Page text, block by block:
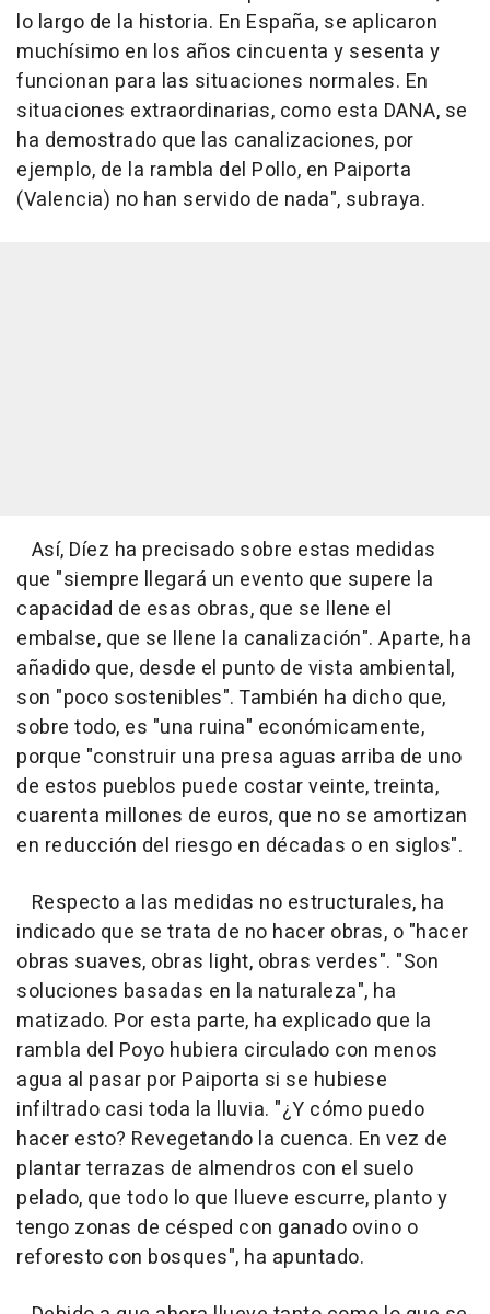
lo largo de la historia. En España, se aplicaron
muchísimo en los años cincuenta y sesenta y
funcionan para las situaciones normales. En
situaciones extraordinarias, como esta DANA, se
ha demostrado que las canalizaciones, por
ejemplo, de la rambla del Pollo, en Paiporta
(Valencia) no han servido de nada", subraya.
Así, Díez ha precisado sobre estas medidas
que "siempre llegará un evento que supere la
capacidad de esas obras, que se llene el
embalse, que se llene la canalización". Aparte, ha
añadido que, desde el punto de vista ambiental,
son "poco sostenibles". También ha dicho que,
sobre todo, es "una ruina" económicamente,
porque "construir una presa aguas arriba de uno
de estos pueblos puede costar veinte, treinta,
cuarenta millones de euros, que no se amortizan
en reducción del riesgo en décadas o en siglos".
Respecto a las medidas no estructurales, ha
indicado que se trata de no hacer obras, o "hacer
obras suaves, obras light, obras verdes". "Son
soluciones basadas en la naturaleza", ha
matizado. Por esta parte, ha explicado que la
rambla del Poyo hubiera circulado con menos
agua al pasar por Paiporta si se hubiese
infiltrado casi toda la lluvia. "¿Y cómo puedo
hacer esto? Revegetando la cuenca. En vez de
plantar terrazas de almendros con el suelo
pelado, que todo lo que llueve escurre, planto y
tengo zonas de césped con ganado ovino o
reforesto con bosques", ha apuntado.